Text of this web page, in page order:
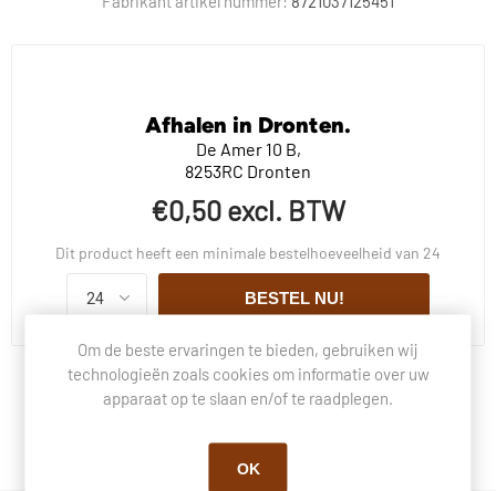
Afhalen in Dronten.
De Amer 10 B,
8253RC Dronten
€0,50 excl. BTW
Dit product heeft een minimale bestelhoeveelheid van 24
BESTEL NU!
BESCHRIJVING
VRAGEN OVER DIT PRODUCT?
Om de beste ervaringen te bieden, gebruiken wij
technologieën zoals cookies om informatie over uw
apparaat op te slaan en/of te raadplegen.
OK